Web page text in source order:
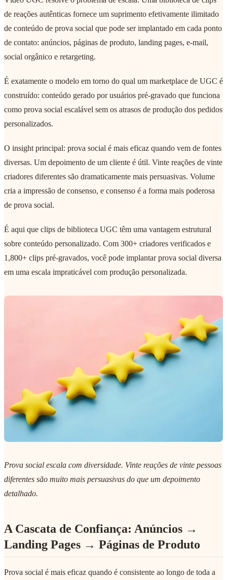
de reações autênticas fornece um suprimento efetivamente ilimitado
de conteúdo de prova social que pode ser implantado em cada ponto
de contato: anúncios, páginas de produto, landing pages, e-mail,
social orgânico e retargeting.
É exatamente o modelo em torno do qual um marketplace de UGC é
construído: conteúdo gerado por usuários pré-gravado que funciona
como prova social escalável sem os atrasos de produção dos pedidos
personalizados.
O insight principal: prova social é mais eficaz quando vem de fontes
diversas. Um depoimento de um cliente é útil. Vinte reações de vinte
criadores diferentes são dramaticamente mais persuasivas. Volume
cria a impressão de consenso, e consenso é a forma mais poderosa
de prova social.
É aqui que clips de biblioteca UGC têm uma vantagem estrutural
sobre conteúdo personalizado. Com 300+ criadores verificados e
1,800+ clips pré-gravados, você pode implantar prova social diversa
em uma escala impraticável com produção personalizada.
Prova social escala com diversidade. Vinte reações de vinte pessoas
diferentes são muito mais persuasivas do que um depoimento
detalhado.
A Cascata de Confiança: Anúncios →
Landing Pages → Páginas de Produto
Prova social é mais eficaz quando é consistente ao longo de toda a